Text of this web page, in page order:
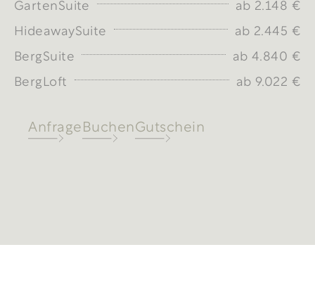
GartenSuite
ab 2.148 €
HideawaySuite
ab 2.445 €
BergSuite
ab 4.840 €
BergLoft
ab 9.022 €
AnfrageBuchenGutschein